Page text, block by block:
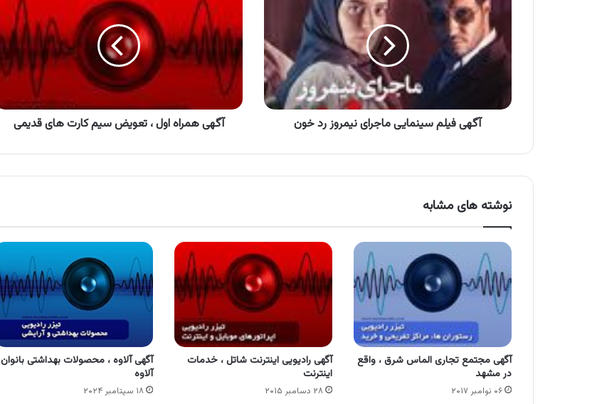
سینمایی
ماجرای
نیمروز
آگهی فیلم سینمایی ماجرای نیمروز رد خون
،
تعویض
سیم
کارت
های
قدیمی
آگهی همراه اول ، تعویض سیم کارت های قدیمی
نوشته های مشابه
آگهی مجتمع تجاری الماس شرق ، واقع
در مشهد
۰۶ نوامبر ۲۰۱۷
آگهی رادیویی اینترنت شاتل ، خدمات
اینترنت
۲۸ دسامبر ۲۰۱۵
آگهی آلاوه ، محصولات بهداشتی بانوان
آلاوه
۱۸ سپتامبر ۲۰۲۴